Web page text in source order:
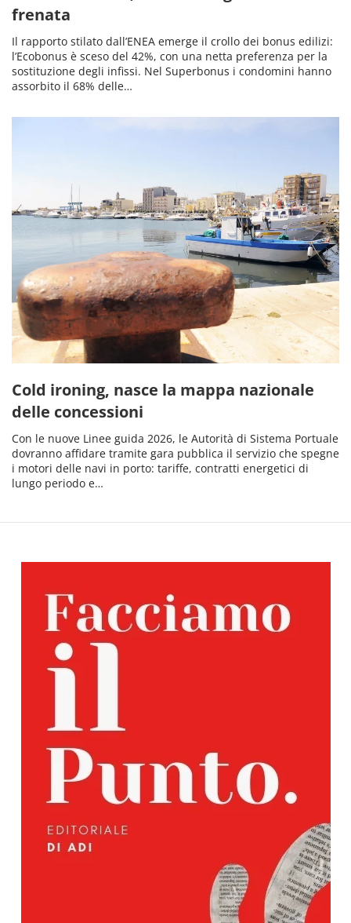
frenata
Il rapporto stilato dall’ENEA emerge il crollo dei bonus edilizi:
l’Ecobonus è sceso del 42%, con una netta preferenza per la
sostituzione degli infissi. Nel Superbonus i condomini hanno
assorbito il 68% delle…
Cold ironing, nasce la mappa nazionale
delle concessioni
Con le nuove Linee guida 2026, le Autorità di Sistema Portuale
dovranno affidare tramite gara pubblica il servizio che spegne
i motori delle navi in porto: tariffe, contratti energetici di
lungo periodo e…